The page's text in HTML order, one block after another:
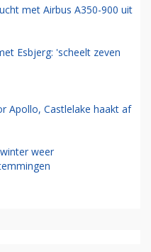
met Airbus A350-900 uit
Esbjerg: 'scheelt zeven
Apollo, Castlelake haakt af
weer